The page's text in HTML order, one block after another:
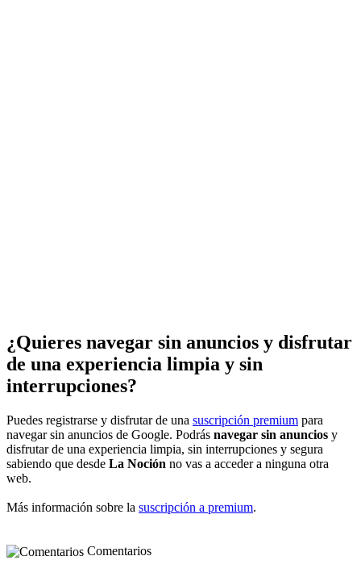
¿Quieres navegar sin anuncios y disfrutar
de una experiencia limpia y sin
interrupciones?
Puedes registrarse y disfrutar de una suscripción premium para
navegar sin anuncios de Google. Podrás navegar sin anuncios y
disfrutar de una experiencia limpia, sin interrupciones y segura
sabiendo que desde La Noción no vas a acceder a ninguna otra
web.
Más información sobre la suscripción a premium.
Comentarios